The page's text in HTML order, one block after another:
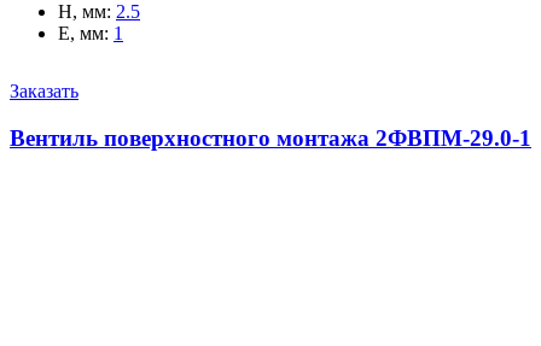
H, мм: 2.5
E, мм: 1
Заказать
Вентиль поверхностного монтажа 2ФВПМ-29.0-1